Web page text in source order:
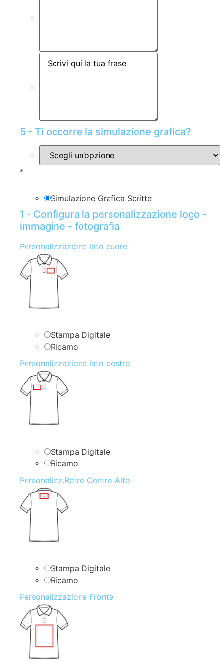
5 - Ti occorre la simulazione grafica?
*
Simulazione Grafica Scritte
1 - Configura la personalizzazione logo -
immagine - fotografia
Personalizzazione lato cuore
Stampa Digitale
Ricamo
Personalizzazione lato destro
Stampa Digitale
Ricamo
Personalizz.Retro Centro Alto
Stampa Digitale
Ricamo
Personalizzazione Fronte